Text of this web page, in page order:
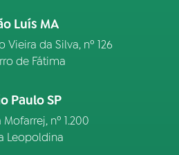
Luís MA
Vieira da Silva, nº 126
de Fátima
Paulo SP
nº 1.200
Leopoldina